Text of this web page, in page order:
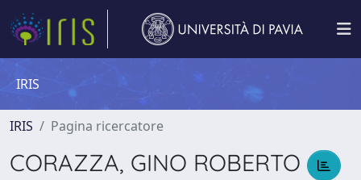
IRIS
IRIS Pagina ricercatore
CORAZZA, GINO ROBERTO